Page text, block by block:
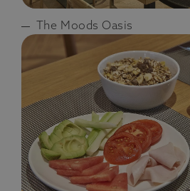
The Moods Oasis